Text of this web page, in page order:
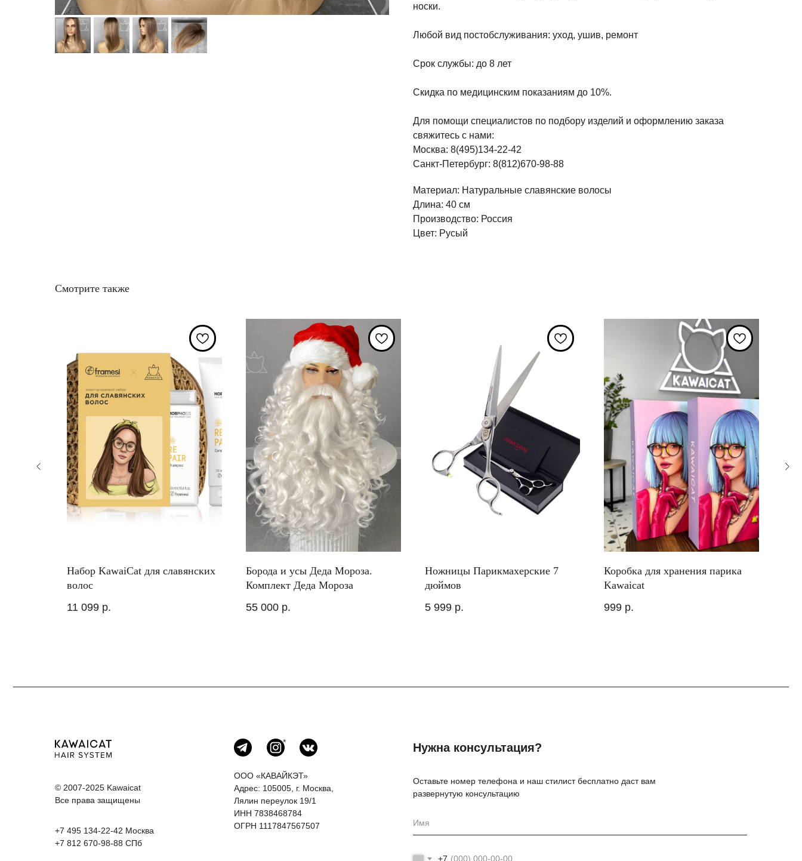
носки.
Любой вид постобслуживания: уход, ушив, ремонт
Срок службы: до 8 лет
Скидка по медицинским показаниям до 10%.
Для помощи специалистов по подбору изделий и оформлению заказа
свяжитесь с нами:
Москва: 8(495)134-22-42
Санкт-Петербург: 8(812)670-98-88
Материал: Натуральные славянские волосы
Длина: 40 см
Производство: Россия
Цвет: Русый
Смотрите также
Набор KawaiCat для славянских
волос
11 099 р.
Борода и усы Деда Мороза.
Комплект Деда Мороза
55 000 р.
Ножницы Парикмахерские 7
дюймов
5 999 р.
Коробка для хранения парика
Kawaicat
999 р.
*
© 2007-2025 Kawaicat
Все права защищены
Нужна консультация?
+7 495 134-22-42 Москва
+7 812 670-98-88 СПб
Оставьте номер телефона и наш стилист бесплатно даст вам
развернутую консультацию
+7
ООО «КАВАЙКЭТ»
Адрес: 105005, г. Москва,
Лялин переулок 19/1
ИНН 7838468784
ОГРН 1117847567507